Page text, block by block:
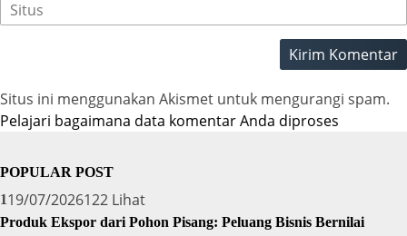
Situs ini menggunakan Akismet untuk mengurangi spam.
Pelajari bagaimana data komentar Anda diproses
POPULAR POST
119/07/2026122 Lihat
Produk Ekspor dari Pohon Pisang: Peluang Bisnis Bernilai